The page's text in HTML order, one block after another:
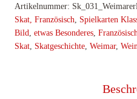
Bild
Menge
Artikelnummer:
Skat, Französisch
Spielkarten
Bild etwas Besonderes
Skat Skatgeschichte Weimar,